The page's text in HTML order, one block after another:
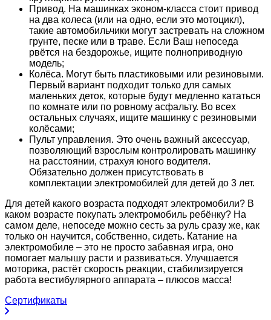
Привод. На машинках эконом-класса стоит привод
на два колеса (или на одно, если это мотоцикл),
такие автомобильчики могут застревать на сложном
грунте, песке или в траве. Если Ваш непоседа
рвётся на бездорожье, ищите полноприводную
модель;
Колёса. Могут быть пластиковыми или резиновыми.
Первый вариант подходит только для самых
маленьких деток, которые будут медленно кататься
по комнате или по ровному асфальту. Во всех
остальных случаях, ищите машинку с резиновыми
колёсами;
Пульт управления. Это очень важный аксессуар,
позволяющий взрослым контролировать машинку
на расстоянии, страхуя юного водителя.
Обязательно должен присутствовать в
комплектации электромобилей для детей до 3 лет.
Для детей какого возраста подходят электромобили? В
каком возрасте покупать электромобиль ребёнку? На
самом деле, непоседе можно сесть за руль сразу же, как
только он научится, собственно, сидеть. Катание на
электромобиле – это не просто забавная игра, оно
помогает малышу расти и развиваться. Улучшается
моторика, растёт скорость реакции, стабилизируется
работа вестибулярного аппарата – плюсов масса!
Сертификаты